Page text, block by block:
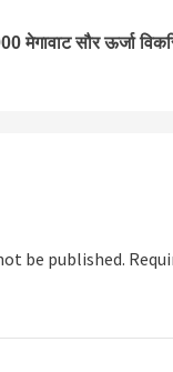
मेगावाट सौर ऊर्जा
be published.